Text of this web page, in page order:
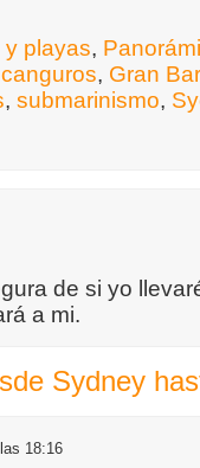
y playas,
canguros, Gran
, submarinismo,
de si yo
a mi.
Sydney
18:16